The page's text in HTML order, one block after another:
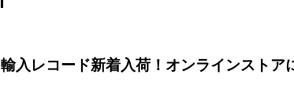
輸入レコード新着入荷！オンラインストア